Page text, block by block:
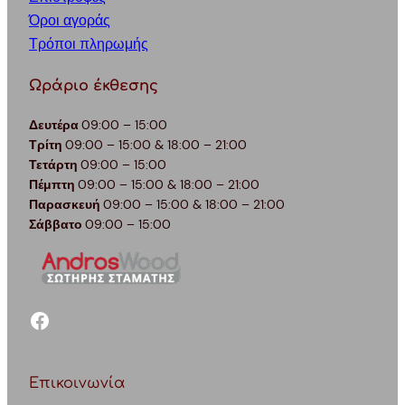
Όροι αγοράς
Τρόποι πληρωμής
Ωράριο έκθεσης
Δευτέρα09:00 – 15:00
Τρίτη 09:00 – 15:00 & 18:00 – 21:00
Τετάρτη 09:00 – 15:00
Πέμπτη 09:00 – 15:00 & 18:00 – 21:00
Παρασκευή 09:00 – 15:00 & 18:00 – 21:00
Σάββατο 09:00 – 15:00
facebook
Επικοινωνία